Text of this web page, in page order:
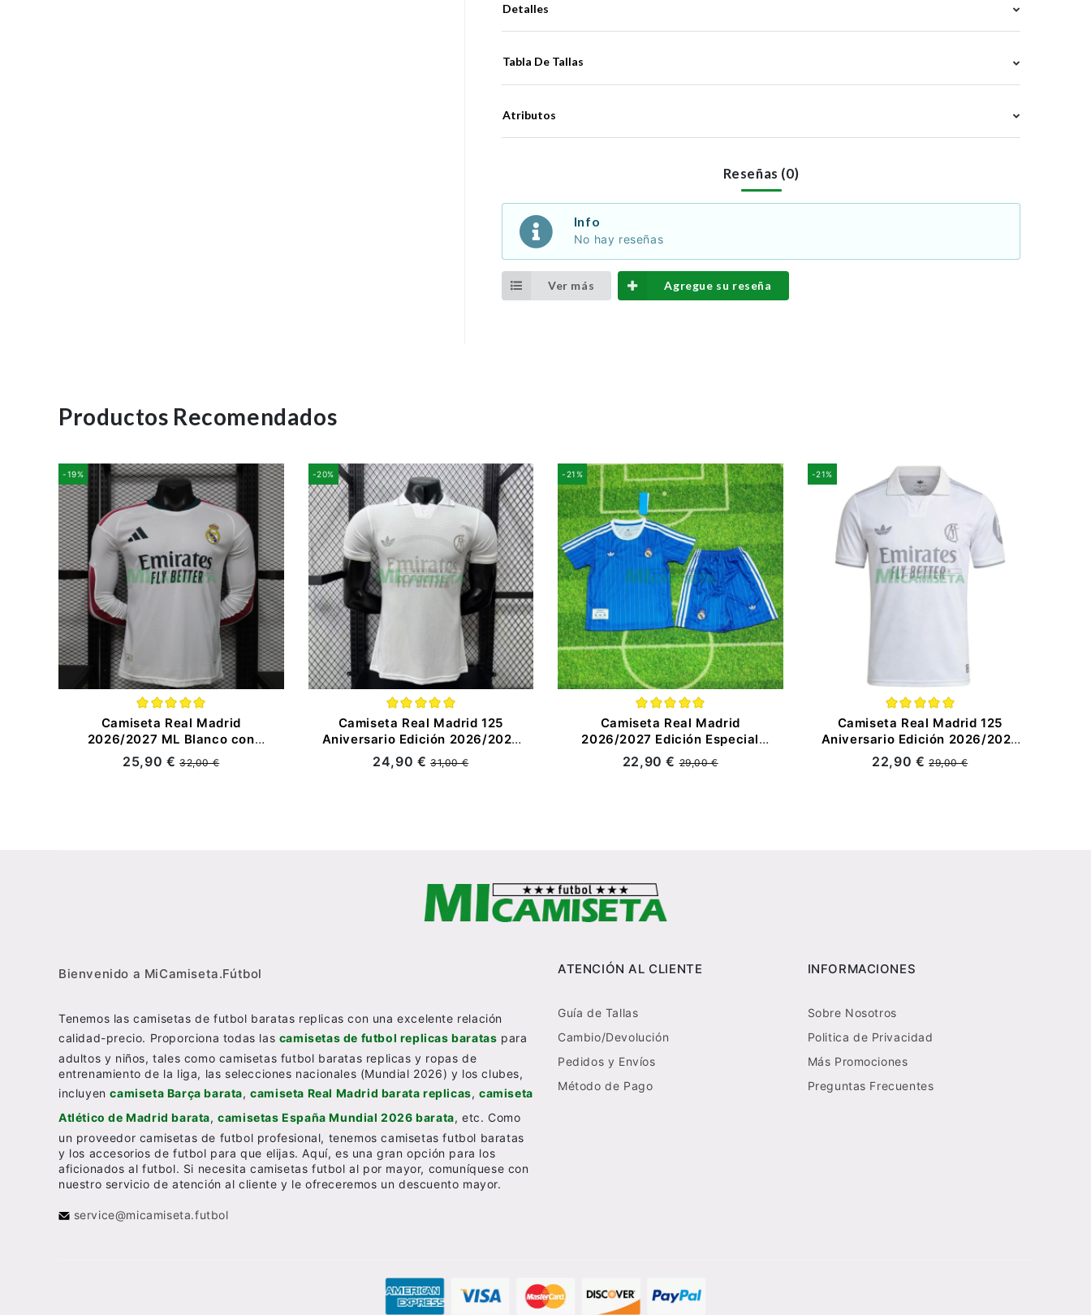
Detalles
Tabla De Tallas
Atributos
Reseñas (0)
Info
No hay reseñas
Ver más Agregue su reseña
Productos Recomendados
-19%
Camiseta Real Madrid
2026/2027 ML Blanco con
Parche HP (EDICIÓN JUGADOR)
25,90 €32,00 €
-20%
Camiseta Real Madrid 125
Aniversario Edición 2026/2027
Blanco (EDICIÓN JUGADOR)
24,90 €31,00 €
-21%
Camiseta Real Madrid
2026/2027 Edición Especial
Niño Kit Azul
22,90 €29,00 €
-21%
Camiseta Real Madrid 125
Aniversario Edición 2026/2027
Blanco
22,90 €29,00 €
Bienvenido a MiCamiseta.Fútbol
Tenemos las camisetas de futbol baratas replicas con una excelente relación
calidad-precio. Proporciona todas las camisetas de futbol replicas baratas para
adultos y niños, tales como camisetas futbol baratas replicas y ropas de
entrenamiento de la liga, las selecciones nacionales (Mundial 2026) y los clubes,
incluyencamiseta Barça barata,camiseta Real Madrid barata replicas,camiseta
Atlético de Madrid barata,camisetas España Mundial 2026 barata, etc. Como
un proveedor camisetas de futbol profesional, tenemos camisetas futbol baratas
y los accesorios de futbol para que elijas. Aquí, es una gran opción para los
aficionados al futbol. Si necesita camisetas futbol al por mayor, comuníquese con
nuestro servicio de atención al cliente y le ofreceremos un descuento mayor.
ATENCIÓN AL CLIENTE
Guía de Tallas
Cambio/Devolución
Pedidos y Envíos
Método de Pago
INFORMACIONES
Sobre Nosotros
Politica de Privacidad
Más Promociones
Preguntas Frecuentes
service@micamiseta.futbol